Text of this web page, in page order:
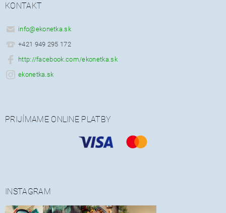
KONTAKT
info@ekonetka.sk
+421 949 295 172
http://facebook.com/ekonetka.sk
ekonetka.sk
PRIJÍMAME ONLINE PLATBY
INSTAGRAM